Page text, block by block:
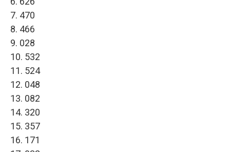
7. 470
8. 466
9. 028
10. 532
11. 524
12. 048
13. 082
14. 320
15. 357
16. 171